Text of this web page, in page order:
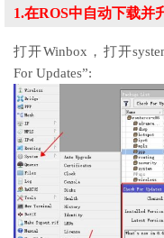
1.在ROS中自动下载并
打开Winbox，打开
For Updates”: